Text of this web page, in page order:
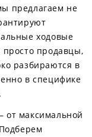
предлагаем не
ходовые
просто продавцы,
разбираются в
в специфике
максимальной